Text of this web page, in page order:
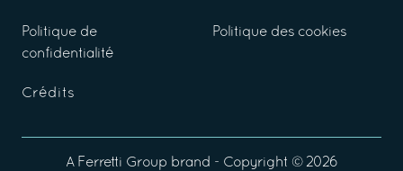
Politique de
confidentialité
Politique des cookies
Crédits
A Ferretti Group brand - Copyright © 2026